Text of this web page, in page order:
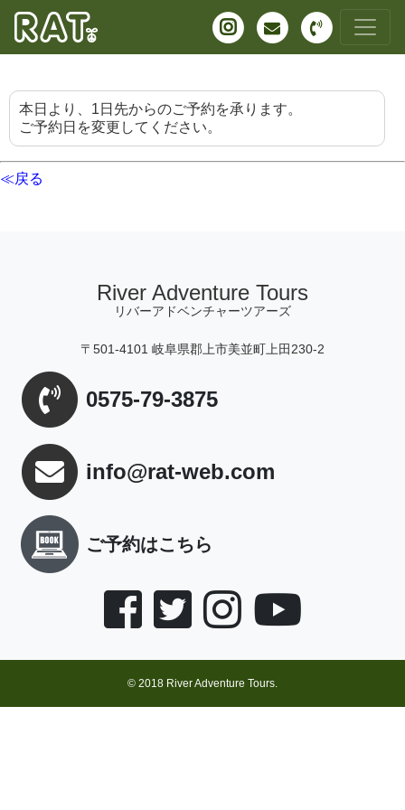
本日より、1日先からのご予約を承ります。
ご予約日を変更してください。
≪戻る
River Adventure Tours
リバーアドベンチャーツアーズ
〒501-4101 岐阜県郡上市美並町上田230-2
0575-79-3875
info@rat-web.com
ご予約はこちら
© 2018 River Adventure Tours.